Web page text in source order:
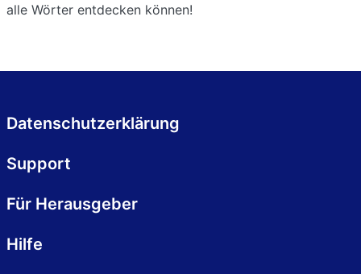
alle Wörter entdecken können!
Datenschutzerklärung
Support
Für Herausgeber
Hilfe